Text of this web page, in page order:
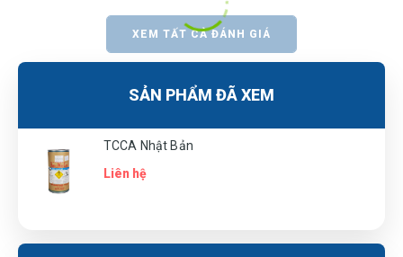
XEM TẤT CẢ ĐÁNH GIÁ
SẢN PHẨM ĐÃ XEM
TCCA Nhật Bản
Liên hệ